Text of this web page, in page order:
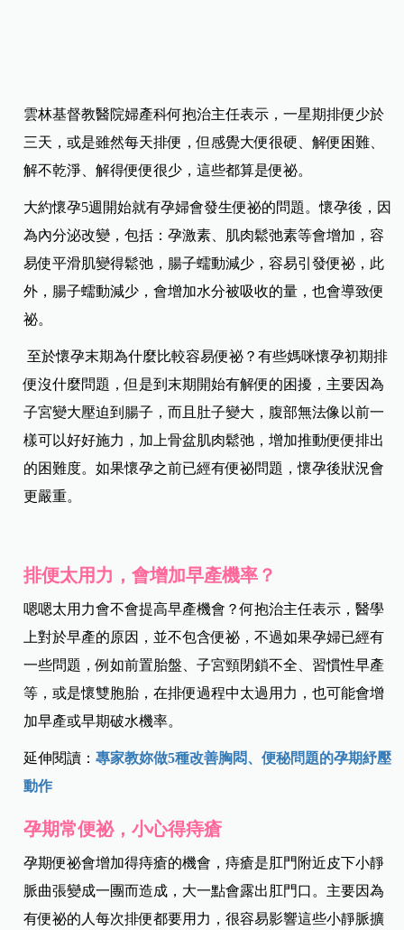
雲林基督教醫院婦產科何抱治主任表示，一星期排便少於
三天，或是雖然每天排便，但感覺大便很硬、解便困難、
解不乾淨、解得便便很少，這些都算是便祕。
大約懷孕5週開始就有孕婦會發生便祕的問題。懷孕後，因
為內分泌改變，包括：孕激素、肌肉鬆弛素等會增加，容
易使平滑肌變得鬆弛，腸子蠕動減少，容易引發便祕，此
外，腸子蠕動減少，會增加水分被吸收的量，也會導致便
祕。
至於懷孕末期為什麼比較容易便祕？有些媽咪懷孕初期排
便沒什麼問題，但是到末期開始有解便的困擾，主要因為
子宮變大壓迫到腸子，而且肚子變大，腹部無法像以前一
樣可以好好施力，加上骨盆肌肉鬆弛，增加推動便便排出
的困難度。如果懷孕之前已經有便祕問題，懷孕後狀況會
更嚴重。
排便太用力，會增加早產機率？
嗯嗯太用力會不會提高早產機會？何抱治主任表示，醫學
上對於早產的原因，並不包含便祕，不過如果孕婦已經有
一些問題，例如前置胎盤、子宮頸閉鎖不全、習慣性早產
等，或是懷雙胞胎，在排便過程中太過用力，也可能會增
加早產或早期破水機率。
延伸閱讀：專家教妳做5種改善胸悶、便秘問題的孕期紓壓
動作
孕期常便祕，小心得痔瘡
孕期便祕會增加得痔瘡的機會，痔瘡是肛門附近皮下小靜
脈曲張變成一團而造成，大一點會露出肛門口。主要因為
有便祕的人每次排便都要用力，很容易影響這些小靜脈擴